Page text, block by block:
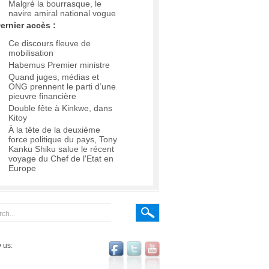
Malgré la bourrasque, le
navire amiral national vogue
accès :
Ce discours fleuve de
mobilisation
Habemus Premier ministre
Quand juges, médias et
ONG prennent le parti d’une
pieuvre financière
Double fête à Kinkwe, dans
Kitoy
À la tête de la deuxième
force politique du pays, Tony
Kanku Shiku salue le récent
voyage du Chef de l'Etat en
Europe
us: